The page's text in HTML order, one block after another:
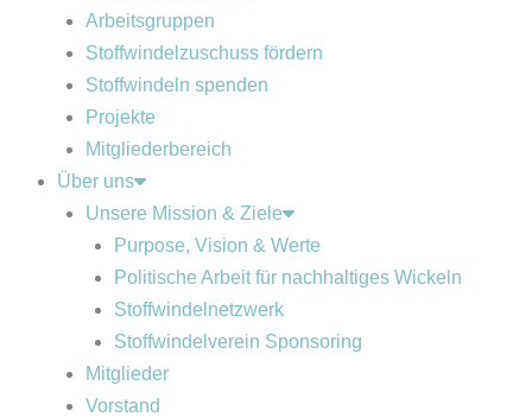
Arbeitsgruppen
Stoffwindelzuschuss fördern
Stoffwindeln spenden
Projekte
Mitgliederbereich
Über uns
Unsere Mission & Ziele
Purpose, Vision & Werte
Politische Arbeit für nachhaltiges Wickeln
Stoffwindelnetzwerk
Stoffwindelverein Sponsoring
Mitglieder
Vorstand